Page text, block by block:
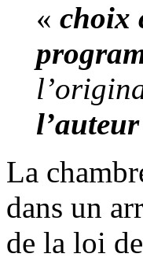
« choix
l’auteur
La
dans un
de la loi